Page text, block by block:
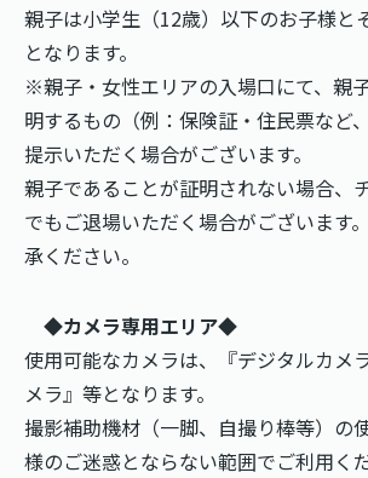
親子は小学生（12歳）以下のお子様と
となります。
※親子・女性エリアの入場口にて、親
明するもの（例：保険証・住民票など
提示いただく場合がございます。
親子であることが証明されない場合、
でもご退場いただく場合がございます
承ください。
◆カメラ専用エリア◆
使用可能なカメラは、『デジタルカメ
メラ』等となります。
撮影補助機材（一脚、自撮り棒等）の
様のご迷惑とならない範囲でご利用く